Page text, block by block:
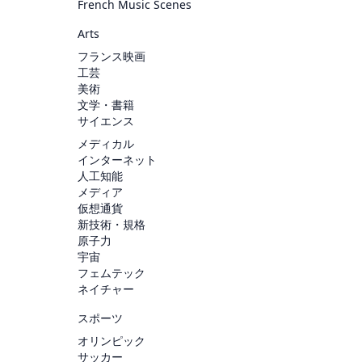
French Music Scenes
Arts
フランス映画
工芸
美術
文学・書籍
サイエンス
メディカル
インターネット
人工知能
メディア
仮想通貨
新技術・規格
原子力
宇宙
フェムテック
ネイチャー
スポーツ
オリンピック
サッカー